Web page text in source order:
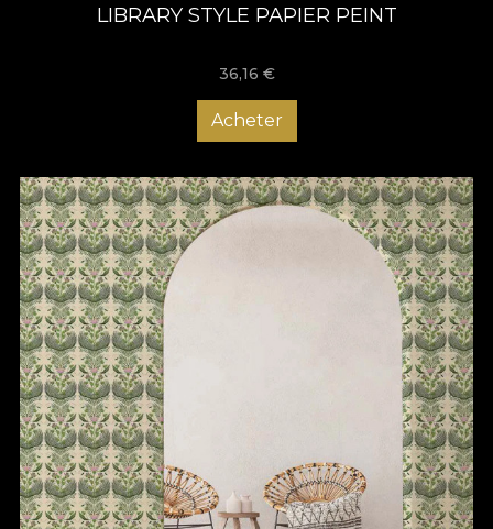
LIBRARY STYLE PAPIER PEINT
36,16 €
Acheter